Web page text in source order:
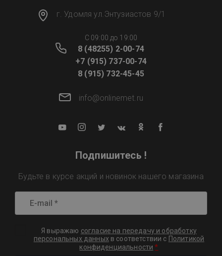
г. Удомля ул.Энтузиастов 9/1
C 09:00 до 19:00
8 (48255) 2-00-74
+7 (915) 737-00-74
8 (915) 732-45-45
info@onlinemet.ru
Подпишитесь !
Будьте в курсе акций и новинок нашего магазина
Я выражаю согласие на передачу и обработку
персональных данных в соответствии с Политикой
конфиденциальности *